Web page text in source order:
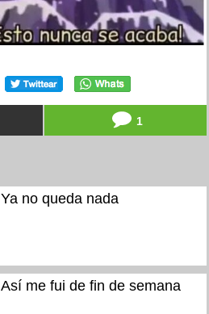
1
Ya no queda nada
Así me fui de fin de semana